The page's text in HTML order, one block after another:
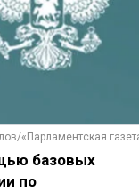
«Парламентская
базовых
по